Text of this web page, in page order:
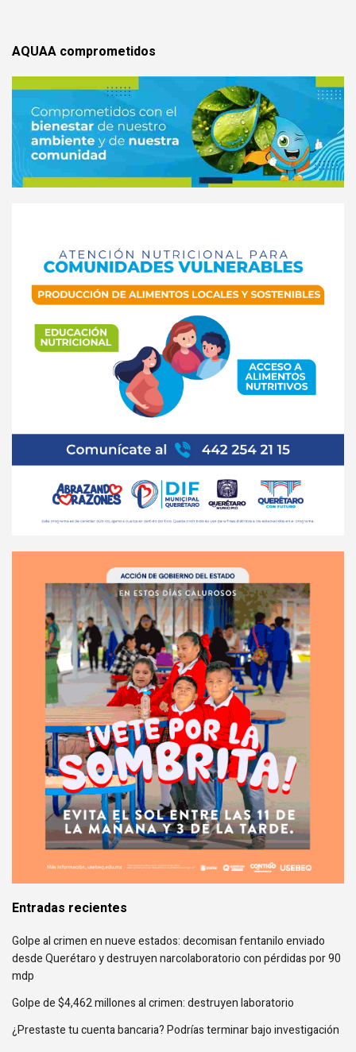
AQUAA comprometidos
Entradas recientes
Golpe al crimen en nueve estados: decomisan fentanilo enviado
desde Querétaro y destruyen narcolaboratorio con pérdidas por 90
mdp
Golpe de $4,462 millones al crimen: destruyen laboratorio
¿Prestaste tu cuenta bancaria? Podrías terminar bajo investigación